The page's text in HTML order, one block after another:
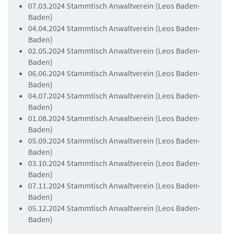
07.03.2024 Stammtisch Anwaltverein (Leos Baden-
Baden)
04.04.2024 Stammtisch Anwaltverein (Leos Baden-
Baden)
02.05.2024 Stammtisch Anwaltverein (Leos Baden-
Baden)
06.06.2024 Stammtisch Anwaltverein (Leos Baden-
Baden)
04.07.2024 Stammtisch Anwaltverein (Leos Baden-
Baden)
01.08.2024 Stammtisch Anwaltverein (Leos Baden-
Baden)
05.09.2024 Stammtisch Anwaltverein (Leos Baden-
Baden)
03.10.2024 Stammtisch Anwaltverein (Leos Baden-
Baden)
07.11.2024 Stammtisch Anwaltverein (Leos Baden-
Baden)
05.12.2024 Stammtisch Anwaltverein (Leos Baden-
Baden)